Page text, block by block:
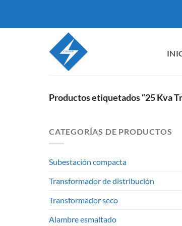
contenido
Productos etiquetados “25 Kva
CATEGORÍAS DE PRODUCTOS
Subestación compacta
Transformador de distribución
Transformador seco
Alambre esmaltado